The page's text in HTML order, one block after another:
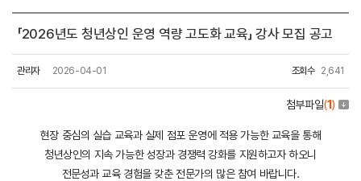
「2026년도 청년상인 운영 역량 고도화 교육」 강사 모집 공고
관리자 2026-04-01 조회수 2,641
첨부파일(1)
현장 중심의 실습 교육과 실제 점포 운영에 적용 가능한 교육을 통해
청년상인의 지속 가능한 성장과 경쟁력 강화를 지원하고자 하오니
전문성과 교육 경험을 갖춘 전문가의 많은 참여 바랍니다.